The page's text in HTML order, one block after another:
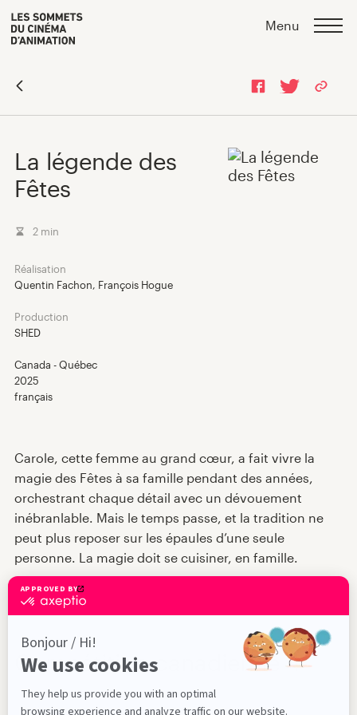
Skip
to
content
Skip
to
navigation
Programmation 2026
Répertoire des films
Nouvelles
Jury et prix
À propos
En
Menu
La légende des
Fêtes
2 min
Réalisation
Quentin Fachon, François Hogue
Production
SHED
Canada - Québec
2025
français
Carole, cette femme au grand cœur, a fait vivre la
magie des Fêtes à sa famille pendant des années,
orchestrant chaque détail avec un dévouement
inébranlable. Mais le temps passe, et la tradition ne
peut plus reposer sur les épaules d’une seule
personne. La magie doit se cuisiner, en famille.
Compétition canadienne 4
2026-05-15 - 18h00
74 min
Salle de projection principale